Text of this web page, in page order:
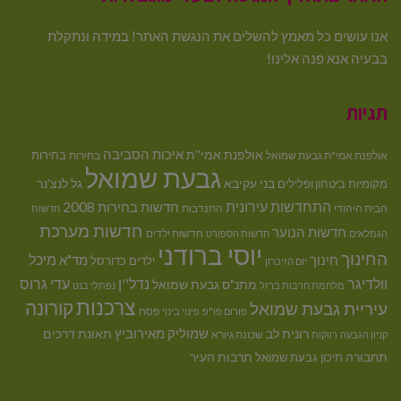
אנו עושים כל מאמץ להשלים את הנגשת האתר! במידה ונתקלת
בבעיה אנא פנה אלינו!
תגיות
אולפנת אמי"ת גבעת שמואל אולפנת אמי''תאיכות הסביבה בחירות בחירות
מקומיות ביטחון ופלילים בני עקיבא גבעת שמואל גל לנצ'נר
הבית היהודי התחדשות עירונית התנדבות חדשות בחירות 2008 חדשות
הגמלאים חדשות הנוער חדשות הספורט חדשות ילדים חדשות מערכת
החינוך חינוך יום הזיכרון יוסי ברודני ילדים כדורסל מד"א מיכל
וולדיגר מלחמת חרבות ברזל מתנ"ס גבעת שמואל נדל''ן נפתלי בנט עדי גרוס
עיריית גבעת שמואל פורום פו"פ פינוי בינוי פסח צרכנותקורונה
קניון הגבעה רווקות רונית לב שכונת גיורא שמוליק מאירוביץ תאונת דרכים
תחבורה תיכון גבעת שמואל תרבות העיר